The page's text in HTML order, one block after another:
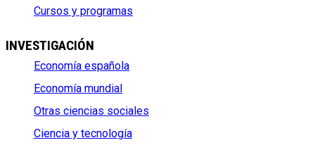
Cursos y programas
INVESTIGACIÓN
Economía española
Economía mundial
Otras ciencias sociales
Ciencia y tecnología